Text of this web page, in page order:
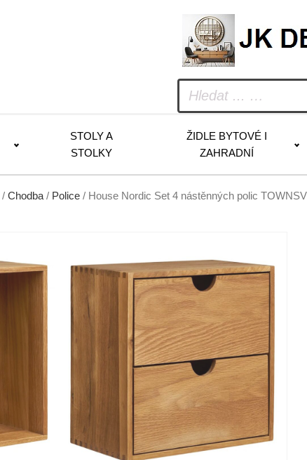
STOLY A
STOLKY
ŽIDLE BYTOVÉ I
ZAHRADNÍ
/ Chodba / Police / House Nordic Set 4 nástěnných polic